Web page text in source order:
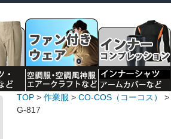
TOP 作業服 CO-COS（コーコス）
G-817